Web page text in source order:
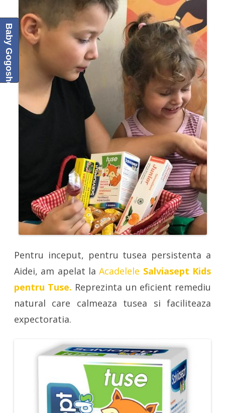
Pentru inceput, pentru tusea persistenta a
Aidei, am apelat laAcadelele Salviasept Kids
pentru Tuse. Reprezinta un eficient remediu
natural care calmeaza tusea si faciliteaza
expectoratia.
Baby Gogoshel Blog